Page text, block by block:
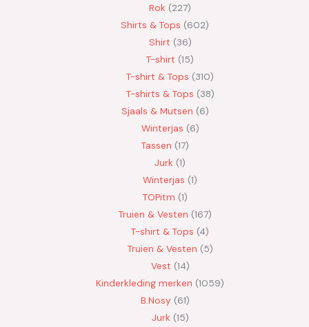
Rok 227
Shirts & Tops 602
Shirt 36
T-shirt 15
T-shirt & Tops 310
T-shirts & Tops 38
Sjaals & Mutsen 6
Winterjas 6
Tassen 17
Jurk 1
Winterjas 1
TOPitm 1
Truien & Vesten 167
T-shirt & Tops 4
Truien & Vesten 5
Vest 14
Kinderkleding merken 1059
B.Nosy 61
Jurk 15